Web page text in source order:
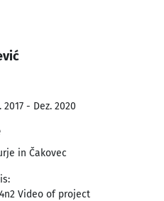
- Dez. 2020
in Čakovec
Video of project